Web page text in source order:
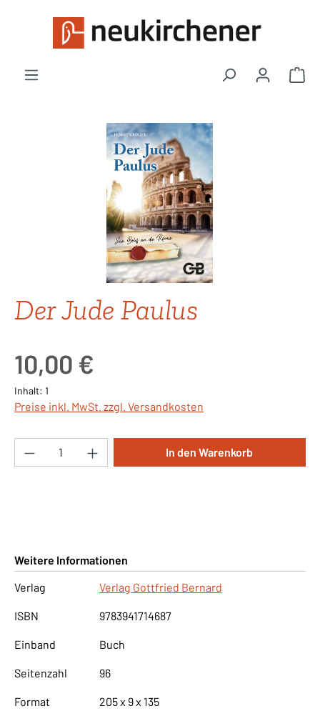
Zum Hauptinhalt springen
Bildergalerie überspringen
Der Jude Paulus
10,00 €
Inhalt: 1
Preise inkl. MwSt. zzgl. Versandkosten
Produkt Anzahl: Gib den gewünschten
In den Warenkorb
Weitere Informationen
Verlag
Verlag Gottfried Bernard
ISBN 9783941714687
Einband Buch
Seitenzahl 96
Format 205 x 9 x 135